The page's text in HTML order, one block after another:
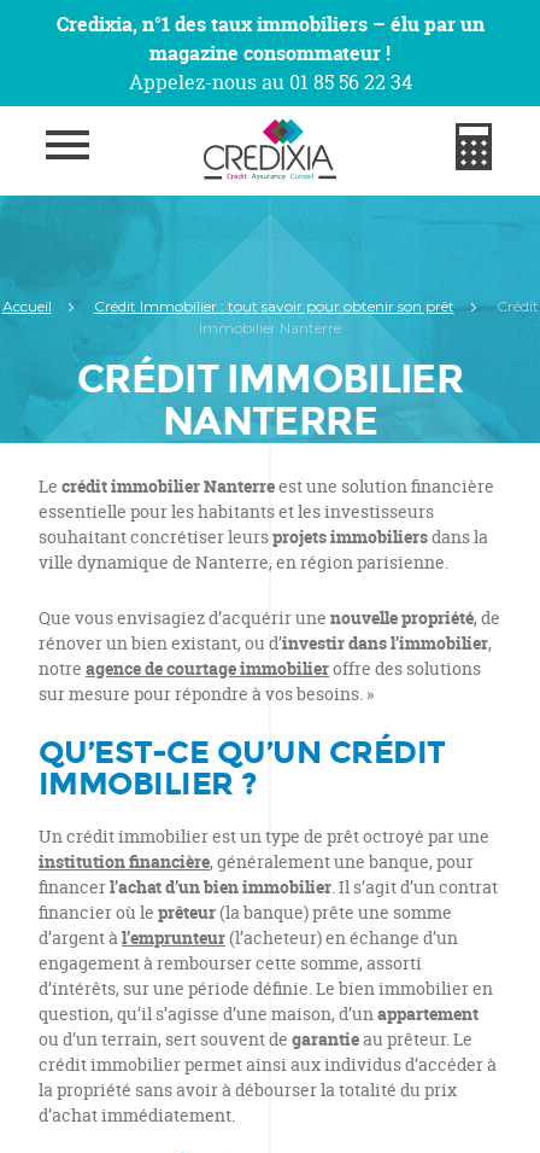
Credixia, n°1 des taux immobiliers – élu par un
magazine consommateur !
Appelez-nous au 01 85 56 22 34
Accueil Crédit Immobilier : tout savoir pour obtenir son prêt
Crédit
Immobilier Nanterre
CRÉDIT IMMOBILIER
NANTERRE
Le crédit immobilier Nanterreest une solution financière
essentielle pour les habitants et les investisseurs
souhaitant concrétiser leursprojets immobiliersdans la
ville dynamique de Nanterre, en région parisienne.
Que vous envisagiez d’acquérir une nouvelle propriété, de
rénover un bien existant, ou d’investir dans l’immobilier,
notre agence de courtage immobilieroffre des solutions
sur mesure pour répondre à vos besoins. »
QU’EST-CE QU’UN CRÉDIT
IMMOBILIER ?
Un crédit immobilier est un type de prêt octroyé par une
institution financière, généralement une banque, pour
financerl’achat d’un bien immobilier. Il s’agit d’un contrat
financier où le prêteur(la banque) prête une somme
d’argent àl’emprunteur(l’acheteur) en échange d’un
engagement à rembourser cette somme, assorti
d’intérêts, sur une période définie. Le bien immobilier en
question, qu’il s’agisse d’une maison, d’unappartement
ou d’un terrain, sert souvent de garantieau prêteur. Le
crédit immobilier permet ainsi aux individus d’accéder à
la propriété sans avoir à débourser la totalité du prix
d’achat immédiatement.